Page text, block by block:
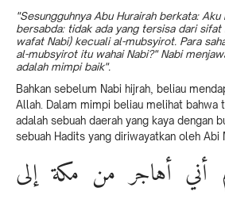
"Sesungguhnya Abu Hurairah berkata:
bersabda: tidak ada yang tersisa dari sifat
wafat Nabi) kecuali al-mubsyirot. Para
al-mubsyirot itu wahai Nabi?" Nabi
adalah mimpi baik".
Bahkan sebelum Nabi hijrah, beliau
Allah. Dalam mimpi beliau melihat bahwa
adalah sebuah daerah yang kaya dengan
sebuah Hadits yang diriwayatkan oleh Abi
أني أهاجر من مكة إلى